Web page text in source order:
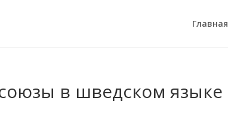
Главная
в шведском языке